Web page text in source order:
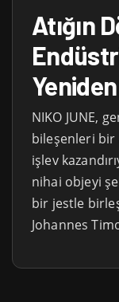
Atığın
NIKO JUNE,
bileşenleri
işlev
nihai objeyi
bir jestle
Johannes